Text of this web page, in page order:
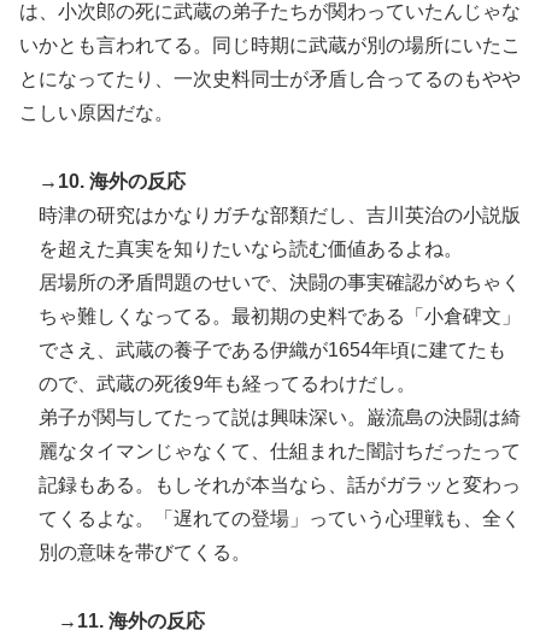
は、小次郎の死に武蔵の弟子たちが関わっていたんじゃな
いかとも言われてる。同じ時期に武蔵が別の場所にいたこ
とになってたり、一次史料同士が矛盾し合ってるのもやや
こしい原因だな。
→10. 海外の反応
時津の研究はかなりガチな部類だし、吉川英治の小説版
を超えた真実を知りたいなら読む価値あるよね。
居場所の矛盾問題のせいで、決闘の事実確認がめちゃく
ちゃ難しくなってる。最初期の史料である「小倉碑文」
でさえ、武蔵の養子である伊織が1654年頃に建てたも
ので、武蔵の死後9年も経ってるわけだし。
弟子が関与してたって説は興味深い。巌流島の決闘は綺
麗なタイマンじゃなくて、仕組まれた闇討ちだったって
記録もある。もしそれが本当なら、話がガラッと変わっ
てくるよな。「遅れての登場」っていう心理戦も、全く
別の意味を帯びてくる。
→11. 海外の反応